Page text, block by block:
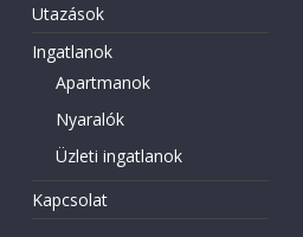
Utazások
Ingatlanok
Apartmanok
Nyaralók
Üzleti ingatlanok
Kapcsolat